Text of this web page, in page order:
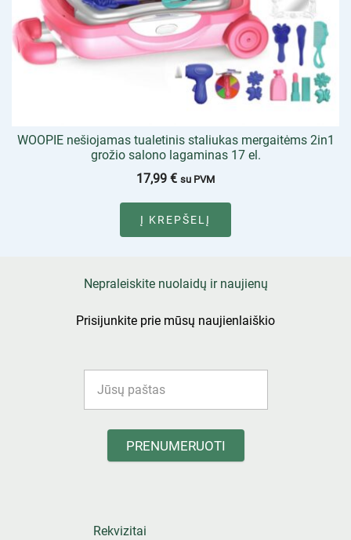
WOOPIE nešiojamas tualetinis staliukas mergaitėms 2in1
grožio salono lagaminas 17 el.
17,99 € su PVM
Į KREPŠELĮ
Nepraleiskite nuolaidų ir naujienų
Prisijunkite prie mūsų naujienlaiškio
PRENUMERUOTI
Rekvizitai